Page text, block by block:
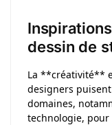
dessin de
La **créativité**
designers
domaines,
technologie,